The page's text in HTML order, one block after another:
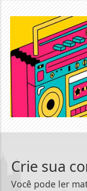
Crie sua
Você pode ler